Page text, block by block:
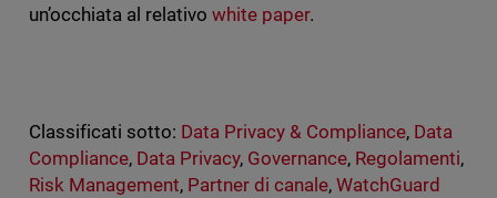
un’occhiata al relativo white paper.
Classificati sotto: Data Privacy & Compliance, Data
Compliance, Data Privacy, Governance, Regolamenti,
Risk Management, Partner di canale,WatchGuard